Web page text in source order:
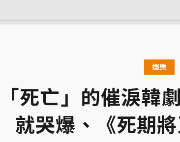
娛樂
死亡」的催淚韓
就哭爆、《死期